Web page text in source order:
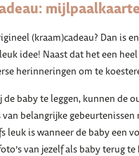
(kraam)cadeau? Dan is
idee! Naast dat het een
herinneringen om te
baby te leggen, kunnen de
belangrijke gebeurtenissen
leuk is wanneer de baby een
van jezelf als baby terug te